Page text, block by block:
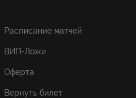
Расписание матчей
ВИП-Ложи
Оферта
Вернуть билет